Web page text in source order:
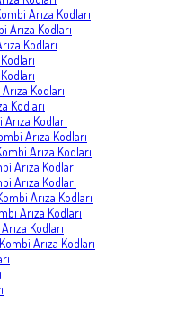
Arıza Kodları
Arıza Kodları
Kodları
Kodları
Kodları
Kodları
Arıza Kodları
Arıza Kodları
Arıza Kodları
Arıza Kodları
Arıza Kodları
Arıza Kodları
Kodları
Arıza Kodları